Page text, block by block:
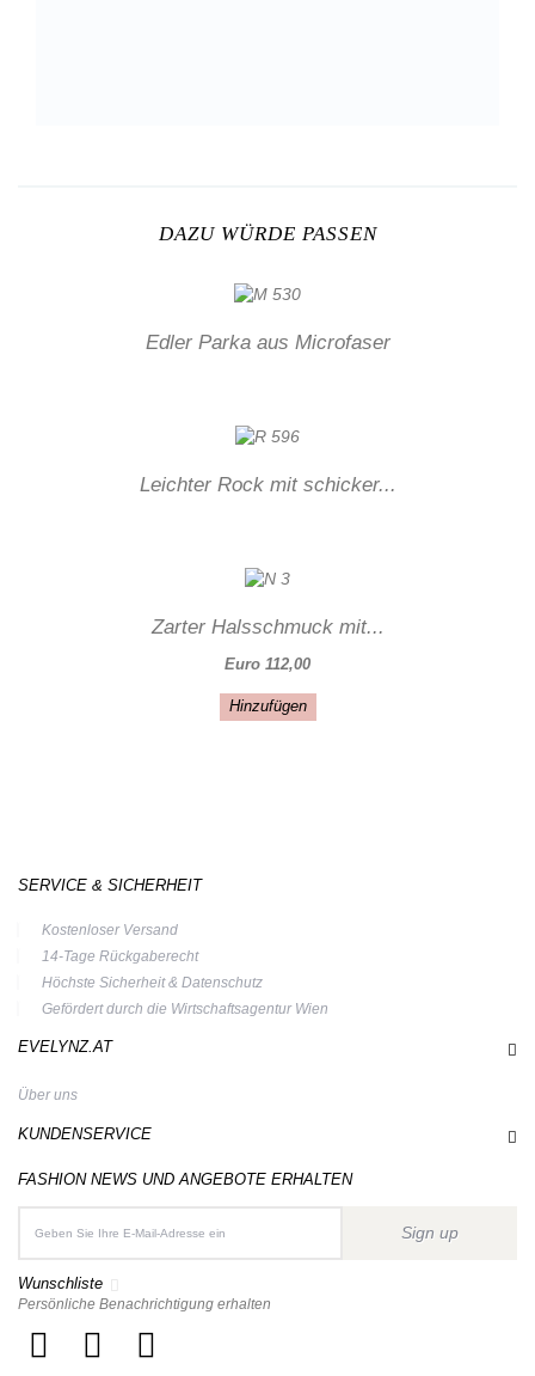
DAZU WÜRDE PASSEN
Edler Parka aus Microfaser
Leichter Rock mit schicker...
Zarter Halsschmuck mit...
Euro 112,00
Hinzufügen
SERVICE & SICHERHEIT
Kostenloser Versand
14-Tage Rückgaberecht
Höchste Sicherheit & Datenschutz
Gefördert durch die Wirtschaftsagentur Wien
EVELYNZ.AT
Über uns
KUNDENSERVICE
FASHION NEWS UND ANGEBOTE ERHALTEN
Sign up
Wunschliste
Persönliche Benachrichtigung erhalten